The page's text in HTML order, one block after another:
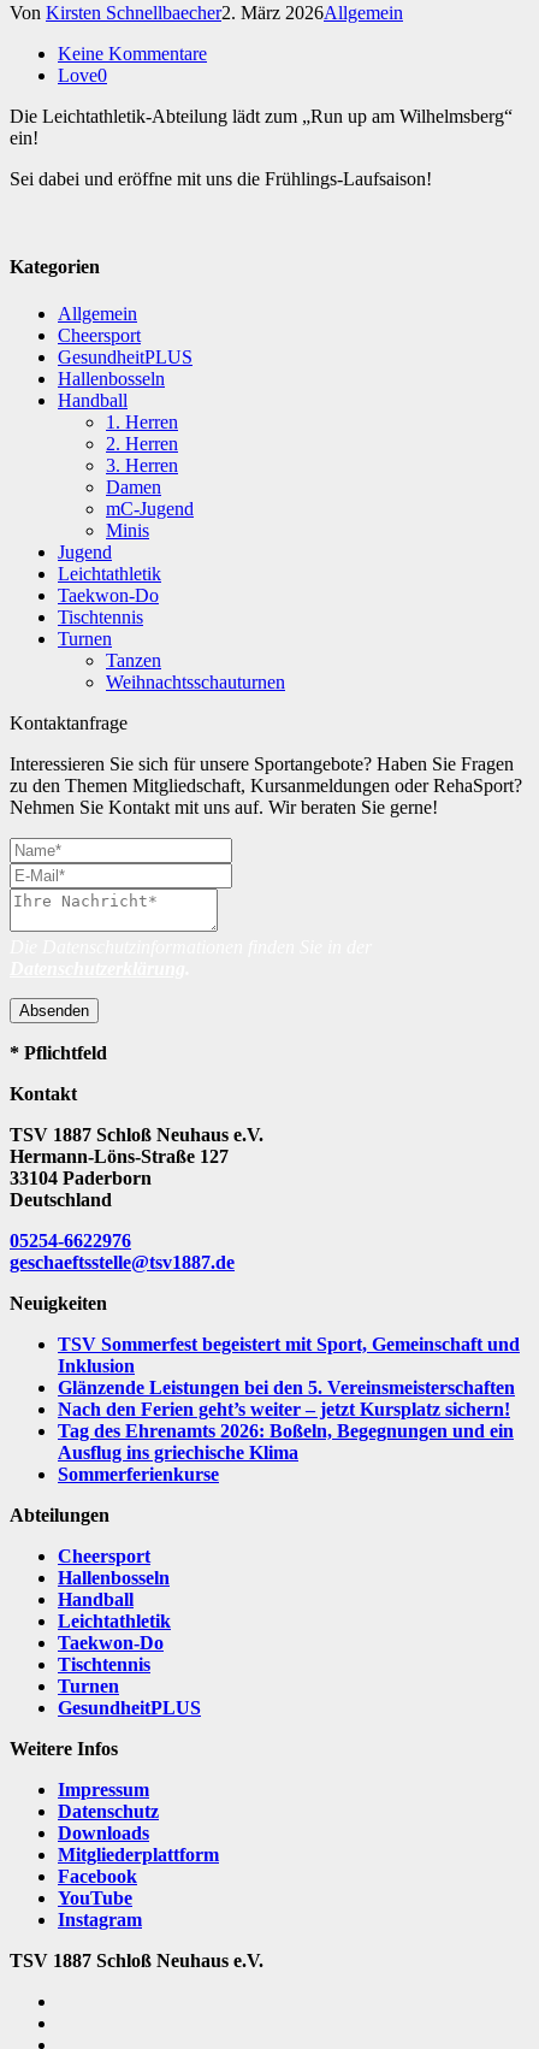
Von Kirsten Schnellbaecher2. März 2026Allgemein
Keine Kommentare
Love0
Die Leichtathletik-Abteilung lädt zum „Run up am Wilhelmsberg“
ein!
Sei dabei und eröffne mit uns die Frühlings-Laufsaison!
Kategorien
Allgemein
Cheersport
GesundheitPLUS
Hallenbosseln
Handball
1. Herren
2. Herren
3. Herren
Damen
mC-Jugend
Minis
Jugend
Leichtathletik
Taekwon-Do
Tischtennis
Turnen
Tanzen
Weihnachtsschauturnen
Kontaktanfrage
Interessieren Sie sich für unsere Sportangebote? Haben Sie Fragen
zu den Themen Mitgliedschaft, Kursanmeldungen oder RehaSport?
Nehmen Sie Kontakt mit uns auf. Wir beraten Sie gerne!
Absenden
* Pflichtfeld
Kontakt
TSV 1887 Schloß Neuhaus e.V.
Hermann-Löns-Straße 127
33104 Paderborn
Deutschland
05254-6622976
geschaeftsstelle@tsv1887.de
Neuigkeiten
TSV Sommerfest begeistert mit Sport, Gemeinschaft und
Inklusion
Glänzende Leistungen bei den 5. Vereinsmeisterschaften
Nach den Ferien geht’s weiter – jetzt Kursplatz sichern!
Tag des Ehrenamts 2026: Boßeln, Begegnungen und ein
Ausflug ins griechische Klima
Sommerferienkurse
Abteilungen
Cheersport
Hallenbosseln
Handball
Leichtathletik
Taekwon-Do
Tischtennis
Turnen
GesundheitPLUS
Weitere Infos
Impressum
Datenschutz
Downloads
Mitgliederplattform
Facebook
YouTube
Instagram
TSV 1887 Schloß Neuhaus e.V.